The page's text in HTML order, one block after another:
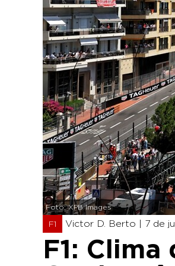
Foto: XPB Images
F1 Victor D. Berto | 7 de
F1: